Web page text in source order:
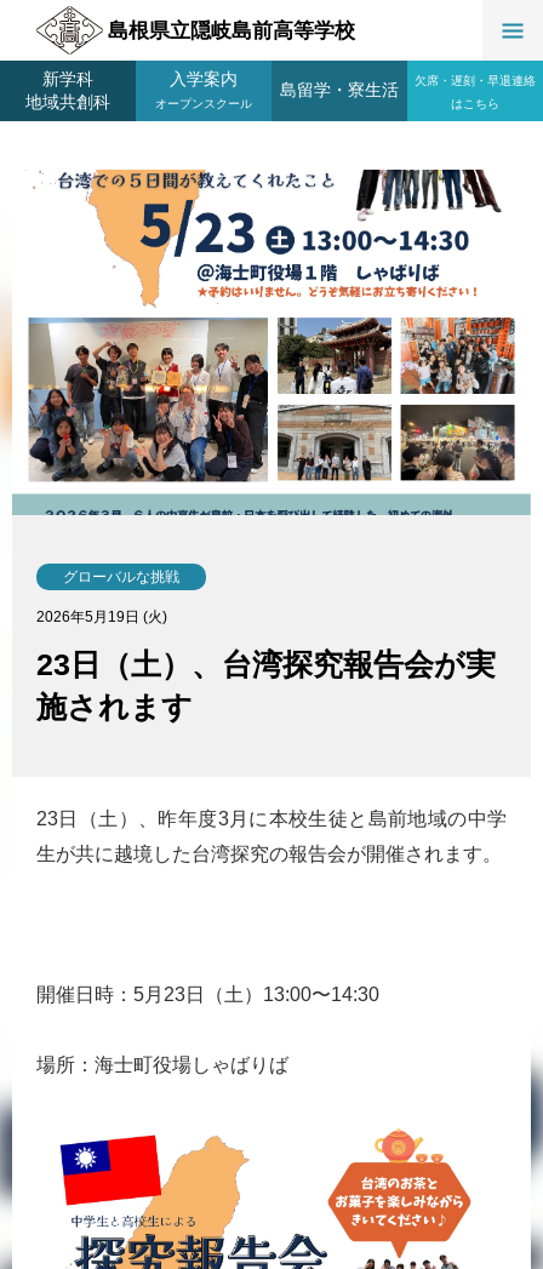
島根県立隠岐島前高等学校
新学科
地域共創科
入学案内
オープンスクール
島留学 ・ 寮生活
欠席・遅刻・早退連絡
はこちら
グローバルな挑戦
2026年5月19日 (火)
23日（土）、台湾探究報告会が実
施されます
23日（土）、昨年度3月に本校生徒と島前地域の中学
生が共に越境した台湾探究の報告会が開催されます。
開催日時：5月23日（土）13:00〜14:30
場所：海士町役場しゃばりば